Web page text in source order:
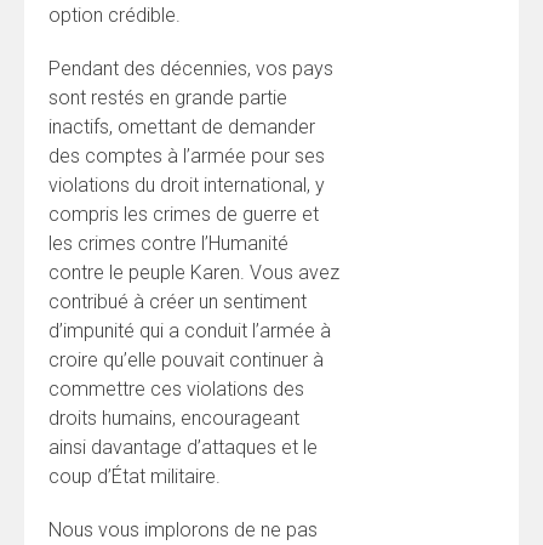
option crédible.
Pendant des décennies, vos pays
sont restés en grande partie
inactifs, omettant de demander
des comptes à l’armée pour ses
violations du droit international, y
compris les crimes de guerre et
les crimes contre l’Humanité
contre le peuple Karen. Vous avez
contribué à créer un sentiment
d’impunité qui a conduit l’armée à
croire qu’elle pouvait continuer à
commettre ces violations des
droits humains, encourageant
ainsi davantage d’attaques et le
coup d’État militaire.
Nous vous implorons de ne pas